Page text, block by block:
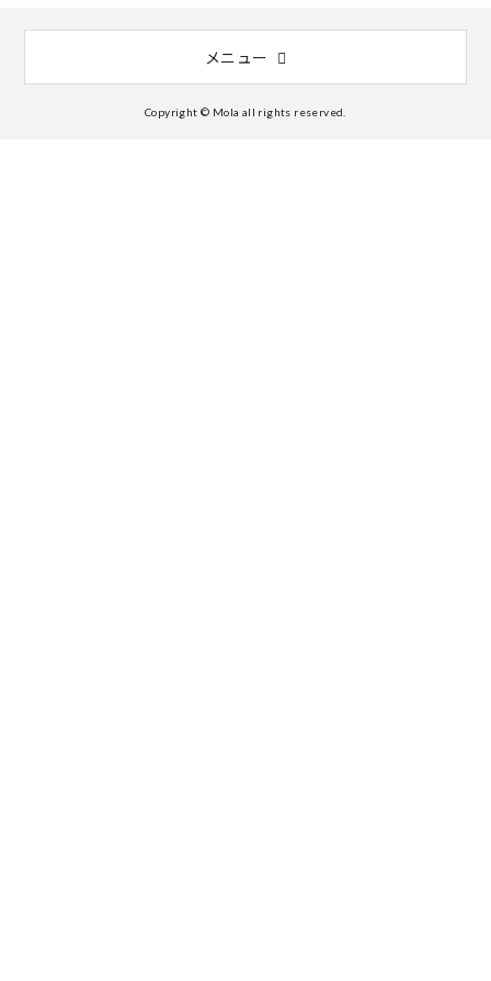
メニュー
Copyright © Mola all rights reserved.